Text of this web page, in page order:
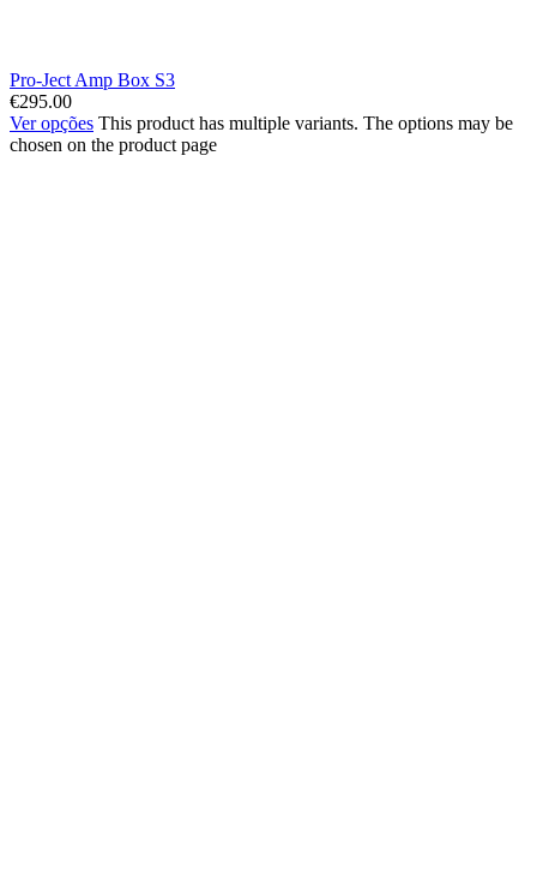
Pro-Ject Amp Box S3
€295.00
Ver opções This product has multiple variants. The options may be
chosen on the product page